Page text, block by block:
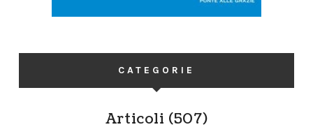
CATEGORIE
Articoli (507)